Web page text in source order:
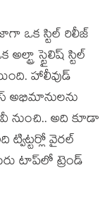
ఒక స్టిల్ రిలీజ్
స్టైలిష్ స్టిల్
హాలీవుడ్
అభిమానులను
నుంచి.. అది కూడా
వైరల్
టాప్‌లో ట్రెండ్